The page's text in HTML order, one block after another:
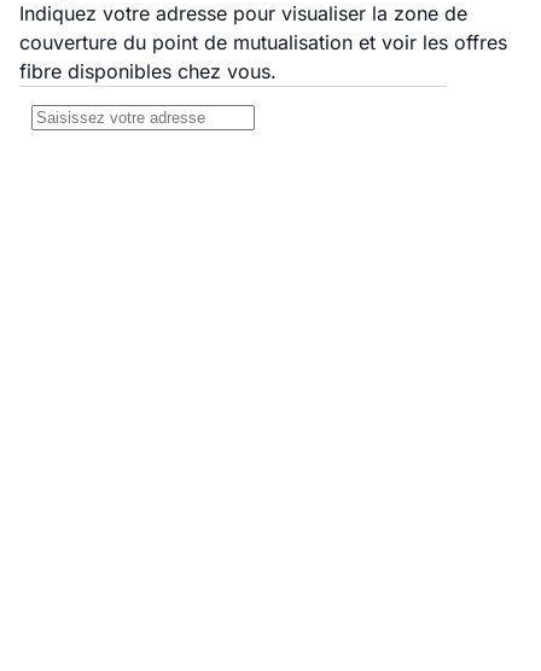
Indiquez votre adresse pour visualiser la zone de
couverture du point de mutualisation et voir les offres
fibre disponibles chez vous.